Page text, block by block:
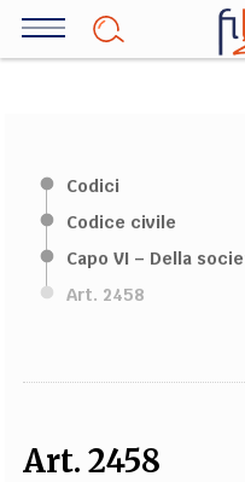
Salta
FILODIRITTO REDAZIONE
Codici
Codice civile
Capo VI – Della
Art. 2458
Art. 2458